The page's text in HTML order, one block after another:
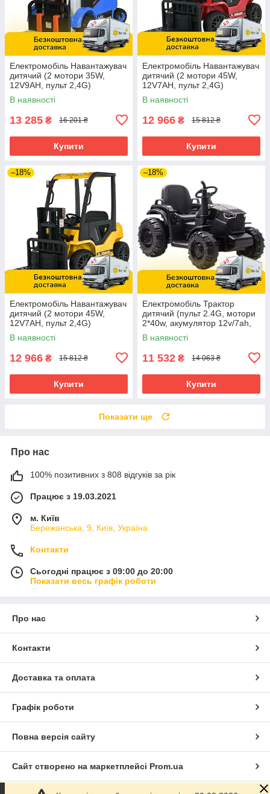
Електромобіль Навантажувач
дитячий (2 мотори 35W,
12V9AH, пульт 2,4G)
Спецтехніка Bambi M
5989BLR-4 Синій
В наявності
13 285 ₴ 16 201 ₴
Купити
Електромобіль Навантажувач
дитячий (2 мотори 45W,
12V7AH, пульт 2,4G)
Спецтехніка Bambi M
6063EBLR-3 Червоний
В наявності
12 966 ₴ 15 812 ₴
Купити
–18%
Електромобіль Навантажувач
дитячий (2 мотори 45W,
12V7AH, пульт 2,4G)
Спецтехніка Bambi M
6063EBLR-6 Жовтий
В наявності
12 966 ₴ 15 812 ₴
Купити
–18%
Електромобіль Трактор
дитячий (пульт 2.4G, мотори
2*40w, акумулятор 12v/7ah,
MP3, USB) CJ000A Чорний
В наявності
11 532 ₴ 14 063 ₴
Купити
Показати ще
Про нас
100% позитивних з 808 відгуків за рік
Працює з 19.03.2021
м. Київ
Бережанська, 9, Київ, Україна
Контакти
Сьогодні працює з 09:00 до 20:00
Показати весь графік роботи
Про нас
Контакти
Доставка та оплата
Графік роботи
Повна версія сайту
Сайт створено на маркетплейсі Prom.ua